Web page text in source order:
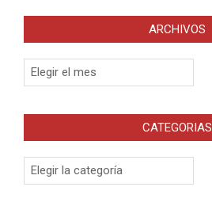
ARCHIVOS
Archivos
CATEGORIAS
Categorias